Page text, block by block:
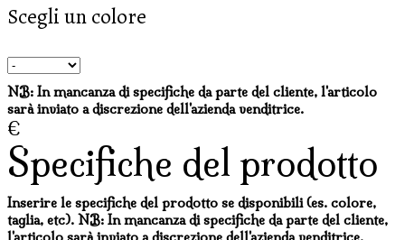
Scegli un colore
NB: In mancanza di specifiche da parte del cliente, l'articolo
sarà inviato a discrezione dell'azienda venditrice.
€
Specifiche del prodotto
Inserire le specifiche del prodotto se disponibili (es. colore,
taglia, etc). NB: In mancanza di specifiche da parte del cliente,